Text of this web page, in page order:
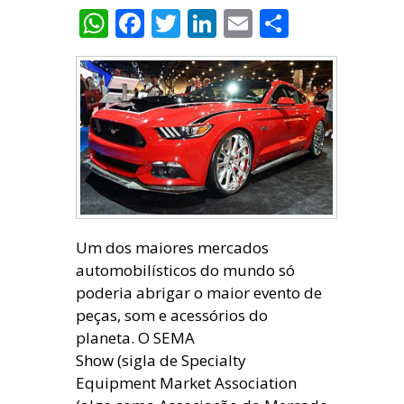
WhatsApp
Facebook
Twitter
LinkedIn
Email
Um dos maiores mercados
automobilísticos do mundo só
poderia abrigar o maior evento de
peças, som e acessórios do
planeta. O SEMA
Show (sigla de Specialty
Equipment Market Association